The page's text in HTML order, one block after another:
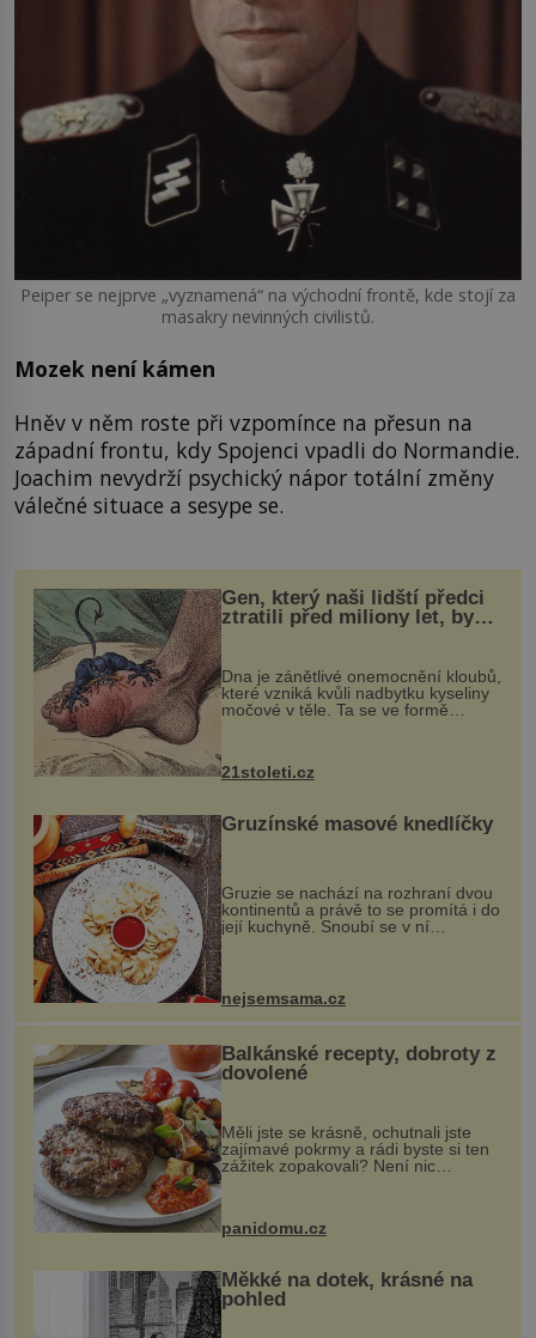
Peiper se nejprve „vyznamená“ na východní frontě, kde stojí za
masakry nevinných civilistů.
Mozek není kámen
Hněv v něm roste při vzpomínce na přesun na
západní frontu, kdy Spojenci vpadli do Normandie.
Joachim nevydrží psychický nápor totální změny
válečné situace a sesype se.
Gen, který naši lidští předci
ztratili před miliony let, by
mohl pomoci s léčbou
„nemoci králů“
Dna je zánětlivé onemocnění kloubů,
které vzniká kvůli nadbytku kyseliny
močové v těle. Ta se ve formě
nohou, a způsobuje bole...
21stoleti.cz
Gruzínské masové knedlíčky
Gruzie se nachází na rozhraní dvou
kontinentů a právě to se promítá i do
její kuchyně. Snoubí se v ní
evropské a asijské chutě a díky tomu
pokrmy, které rozhodně st...
nejsemsama.cz
Balkánské recepty, dobroty z
dovolené
Měli jste se krásně, ochutnali jste
zajímavé pokrmy a rádi byste si ten
zážitek zopakovali? Není nic
snazšího. Pljeskavica (10 porcí)
Možná jste ji ochutnali na dovolené v
panidomu.cz
Měkké na dotek, krásné na
pohled